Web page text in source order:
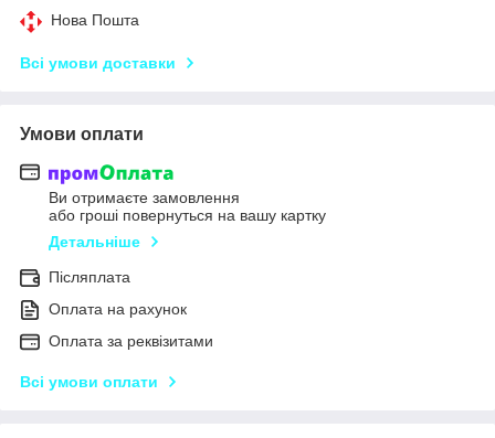
Нова Пошта
Всі умови доставки
Умови оплати
Ви отримаєте замовлення
або гроші повернуться на вашу картку
Детальніше
Післяплата
Оплата на рахунок
Оплата за реквізитами
Всі умови оплати